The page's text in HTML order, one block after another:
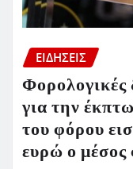
ΕΙΔΗΣΕΙΣ
Φορολογικές
για την
του φόρου
ευρώ ο